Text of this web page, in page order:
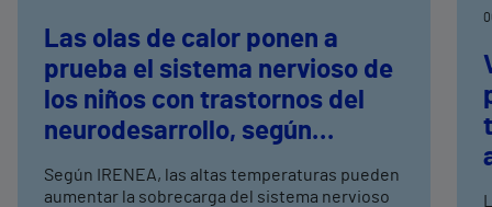
Las olas de calor ponen a
prueba el sistema nervioso de
los niños con trastornos del
neurodesarrollo, según
neurorrehabilitación
Según IRENEA, las altas temperaturas pueden
aumentar la sobrecarga del sistema nervioso